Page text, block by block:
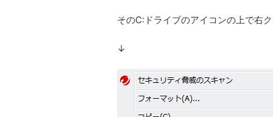
そのC:ドライブのアイコンの上で右
↓